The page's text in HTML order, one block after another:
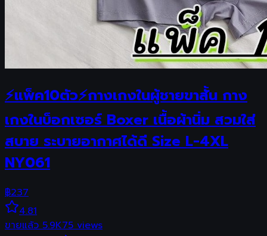
⚡แพ็ค10ตัว⚡กางเกงในผู้ชายขาสั้น กาง
เกงในบ็อกเซอร์ Boxer เนื้อผ้านิ่ม สวมใส่
สบาย ระบายอากาศได้ดี Size L-4XL
NY061
฿237
4.81
ขายแล้ว5.9K75views